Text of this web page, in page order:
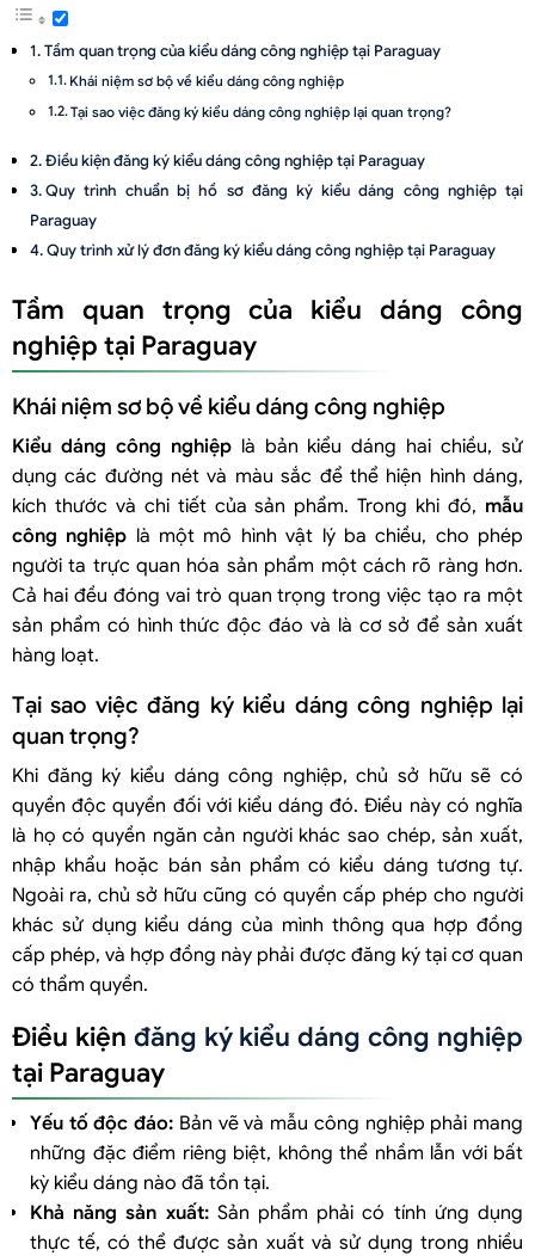
Tầm quan trọng của kiểu dáng công nghiệp tại Paraguay
Khái niệm sơ bộ về kiểu dáng công nghiệp
Tại sao việc đăng ký kiểu dáng công nghiệp lại quan trọng?
Điều kiện đăng ký kiểu dáng công nghiệp tại Paraguay
Quy trình chuẩn bị hồ sơ đăng ký kiểu dáng công nghiệp tại
Paraguay
Quy trình xử lý đơn đăng ký kiểu dáng công nghiệp tại Paraguay
Tầm quan trọng của kiểu dáng công
nghiệp tại Paraguay
Khái niệm sơ bộ về kiểu dáng công nghiệp
Kiểu dáng công nghiệplà bản kiểu dáng hai chiều, sử
dụng các đường nét và màu sắc để thể hiện hình dáng,
kích thước và chi tiết của sản phẩm. Trong khi đó, mẫu
công nghiệp là một mô hình vật lý ba chiều, cho phép
người ta trực quan hóa sản phẩm một cách rõ ràng hơn.
Cả hai đều đóng vai trò quan trọng trong việc tạo ra một
sản phẩm có hình thức độc đáo và là cơ sở để sản xuất
hàng loạt.
Tại sao việc đăng ký kiểu dáng công nghiệp lại
quan trọng?
Khi đăng ký kiểu dáng công nghiệp, chủ sở hữu sẽ có
quyền độc quyền đối với kiểu dáng đó. Điều này có nghĩa
là họ có quyền ngăn cản người khác sao chép, sản xuất,
nhập khẩu hoặc bán sản phẩm có kiểu dáng tương tự.
Ngoài ra, chủ sở hữu cũng có quyền cấp phép cho người
khác sử dụng kiểu dáng của mình thông qua hợp đồng
cấp phép, và hợp đồng này phải được đăng ký tại cơ quan
có thẩm quyền.
Điều kiện đăng ký kiểu dáng công nghiệp
tại Paraguay
Yếu tố độc đáo: Bản vẽ và mẫu công nghiệp phải mang
những đặc điểm riêng biệt, không thể nhầm lẫn với bất
kỳ kiểu dáng nào đã tồn tại.
Khả năng sản xuất:Sản phẩm phải có tính ứng dụng
thực tế, có thể được sản xuất và sử dụng trong nhiều